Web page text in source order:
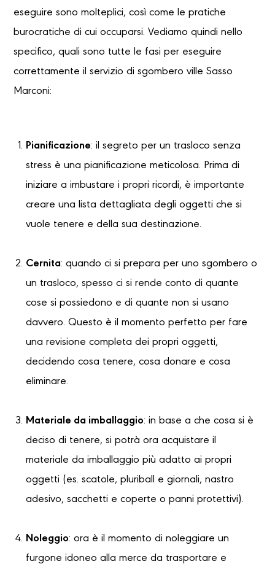
eseguire sono molteplici, così come le pratiche
burocratiche di cui occuparsi. Vediamo quindi nello
specifico, quali sono tutte le fasi per eseguire
correttamente il servizio di sgombero ville Sasso
Marconi:
Pianificazione: il segreto per un trasloco senza
stress è una pianificazione meticolosa. Prima di
iniziare a imbustare i propri ricordi, è importante
creare una lista dettagliata degli oggetti che si
vuole tenere e della sua destinazione.
Cernita: quando ci si prepara per uno sgombero o
un trasloco, spesso ci si rende conto di quante
cose si possiedono e di quante non si usano
davvero. Questo è il momento perfetto per fare
una revisione completa dei propri oggetti,
decidendo cosa tenere, cosa donare e cosa
eliminare.
Materiale da imballaggio: in base a che cosa si è
deciso di tenere, si potrà ora acquistare il
materiale da imballaggio più adatto ai propri
oggetti (es. scatole, pluriball e giornali, nastro
adesivo, sacchetti e coperte o panni protettivi).
Noleggio: ora è il momento di noleggiare un
furgone idoneo alla merce da trasportare e